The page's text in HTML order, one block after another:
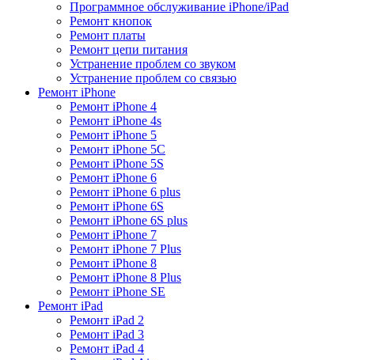
Программное обслуживание iPhone/iPad
Ремонт кнопок
Ремонт платы
Ремонт цепи питания
Устранение проблем со звуком
Устранение проблем со связью
Ремонт iPhone
Ремонт iPhone 4
Ремонт iPhone 4s
Ремонт iPhone 5
Ремонт iPhone 5C
Ремонт iPhone 5S
Ремонт iPhone 6
Ремонт iPhone 6 plus
Ремонт iPhone 6S
Ремонт iPhone 6S plus
Ремонт iPhone 7
Ремонт iPhone 7 Plus
Ремонт iPhone 8
Ремонт iPhone 8 Plus
Ремонт iPhone SE
Ремонт iPad
Ремонт iPad 2
Ремонт iPad 3
Ремонт iPad 4